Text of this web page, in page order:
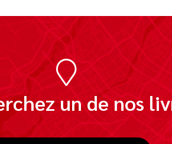
un de nos